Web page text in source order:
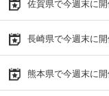
佐賀県で今週末に
長崎県で今週末に
熊本県で今週末に